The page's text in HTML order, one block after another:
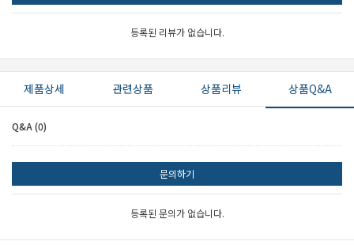
등록된 리뷰가 없습니다.
제품상세 관련상품 상품리뷰 상품Q&A
Q&A (0)
문의하기
등록된 문의가 없습니다.